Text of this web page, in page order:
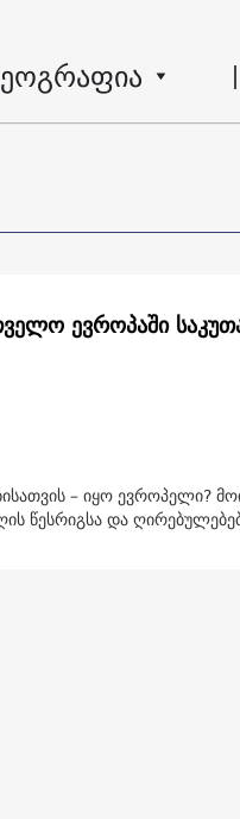
ევროპაში
– იყო ევროპელი?
წესრიგსა და